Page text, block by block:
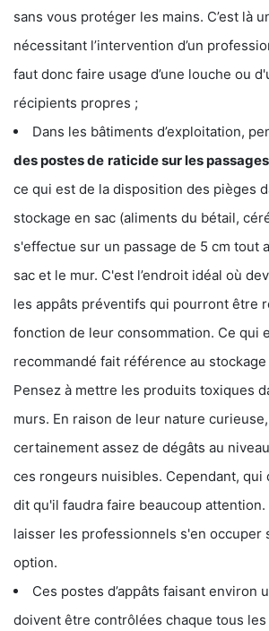
sans vous protéger les mains. C’est là
nécessitant l’intervention d’un
faut donc faire usage d’une louche ou
récipients propres ;
Dans les bâtiments d’exploitation,
des postes de raticide sur les
ce qui est de la disposition des pièges
stockage en sac (aliments du bétail,
s'effectue sur un passage de 5 cm tout
sac et le mur. C'est l’endroit idéal où
les appâts préventifs qui pourront être
fonction de leur consommation. Ce qui
recommandé fait référence au
Pensez à mettre les produits toxiques
murs. En raison de leur nature
certainement assez de dégâts au
ces rongeurs nuisibles. Cependant,
dit qu'il faudra faire beaucoup attention.
laisser les professionnels s'en occuper
option.
Ces postes d’appâts faisant environ
doivent être contrôlées chaque tous